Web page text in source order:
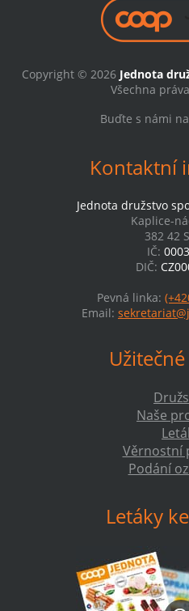
Copyright © 2026 Jednota
Všechna
Buďte s námi na
Kontaktní
Jednota družstvo
Kaplice-
382 42
IČ:
DIČ:
Pevná linka:
Email:
Naše
Věrnostní
Podání
Letáky